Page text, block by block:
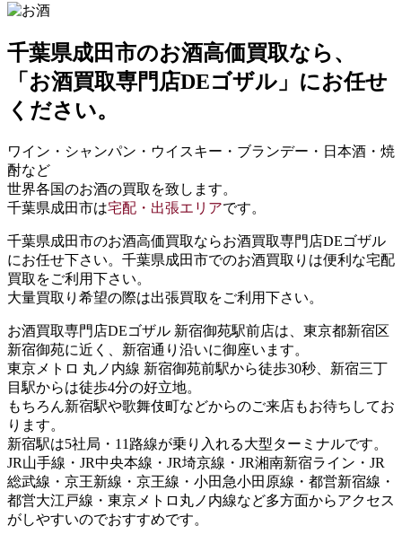
千葉県成田市のお酒高価買取なら、
「お酒買取専門店DEゴザル」 にお任せ
ください。
ワイン・シャンパン・ウイスキー・ブランデー・日本酒・焼
酎など
世界各国のお酒の買取を致します。
千葉県成田市は宅配・出張エリアです。
千葉県成田市のお酒高価買取ならお酒買取専門店DEゴザル
にお任せ下さい。千葉県成田市でのお酒買取りは便利な宅配
買取をご利用下さい。
大量買取り希望の際は出張買取をご利用下さい。
お酒買取専門店DEゴザル 新宿御苑駅前店は、東京都新宿区
新宿御苑に近く、新宿通り沿いに御座います。
東京メトロ 丸ノ内線 新宿御苑前駅から徒歩30秒、新宿三丁
目駅からは徒歩4分の好立地。
もちろん新宿駅や歌舞伎町などからのご来店もお待ちしてお
ります。
新宿駅は5社局・11路線が乗り入れる大型ターミナルです。
JR山手線・JR中央本線・JR埼京線・JR湘南新宿ライン・JR
総武線・京王新線・京王線・小田急小田原線・都営新宿線・
都営大江戸線・東京メトロ丸ノ内線など多方面からアクセス
がしやすいのでおすすめです。